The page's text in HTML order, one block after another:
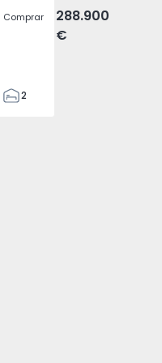
Comprar
288.900
€
2